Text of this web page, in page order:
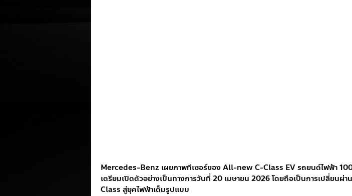
Mercedes-Benz เผยภาพทีเซอร์ของ All-new C-Class EV รถยนต์ไฟฟ้า
เตรียมเปิดตัวอย่างเป็นทางการวันที่ 20 เมษายน 2026 โดยถือเป็นการเปลี่ยนผ่
Class สู่ยุคไฟฟ้าเต็มรูปแบบ